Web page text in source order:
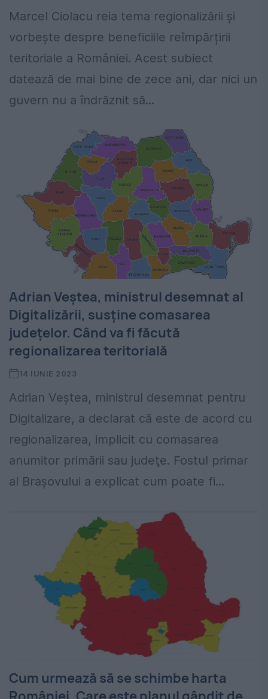
Marcel Ciolacu reia tema regionalizării și
vorbește despre beneficiile reîmpărțirii
teritoriale a României. Acest subiect
datează de mai bine de zece ani, dar nici un
guvern nu a îndrăznit să...
Adrian Veștea, ministrul desemnat al
Digitalizării, susține comasarea
județelor. Când va fi făcută
regionalizarea teritorială
14 IUNIE 2023
Adrian Veștea, ministrul desemnat pentru
Digitalizare, a declarat că este de acord cu
regionalizarea, implicit cu comasarea
anumitor primării sau judeţe. Fostul primar
al Brașovului a explicat cum poate fi...
Cum urmează să se schimbe harta